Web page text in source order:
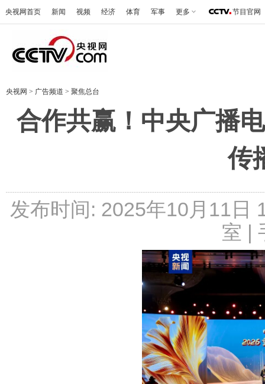
央视网首页 新闻 视频 经济 体育 军事 更多 节目官网
央视网 > 广告频道 > 聚焦总台
合作共赢！中央广播
传
发布时间: 2025年10月11日
室 |